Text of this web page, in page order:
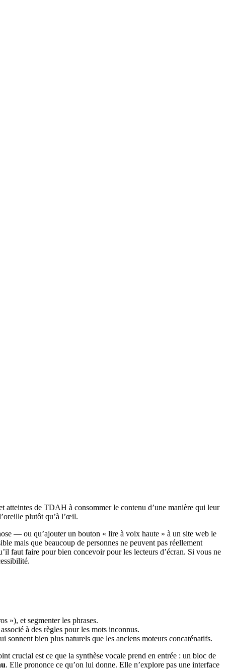
atteintes de TDAH à consommer le contenu d’une manière qui leur
plutôt qu’à l’œil.
— ou qu’ajouter un bouton « lire à voix haute » à un site web le
mais que beaucoup de personnes ne peuvent pas réellement
faut faire pour bien concevoir pour les lecteurs d’écran. Si vous ne
»), et segmenter les phrases.
à des règles pour les mots inconnus.
bien plus naturels que les anciens moteurs concaténatifs.
crucial est ce que la synthèse vocale prend en entrée : un bloc de
. Elle prononce ce qu’on lui donne. Elle n’explore pas une interface